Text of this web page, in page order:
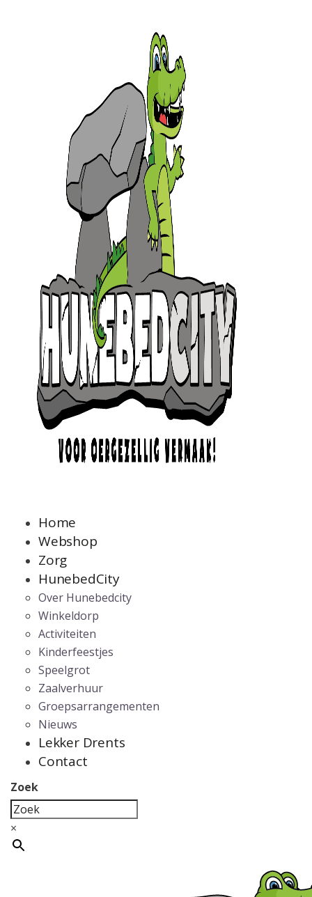
Home
Webshop
Zorg
HunebedCity
Over Hunebedcity
Winkeldorp
Activiteiten
Kinderfeestjes
Speelgrot
Zaalverhuur
Groepsarrangementen
Nieuws
Lekker Drents
Contact
Zoek
×